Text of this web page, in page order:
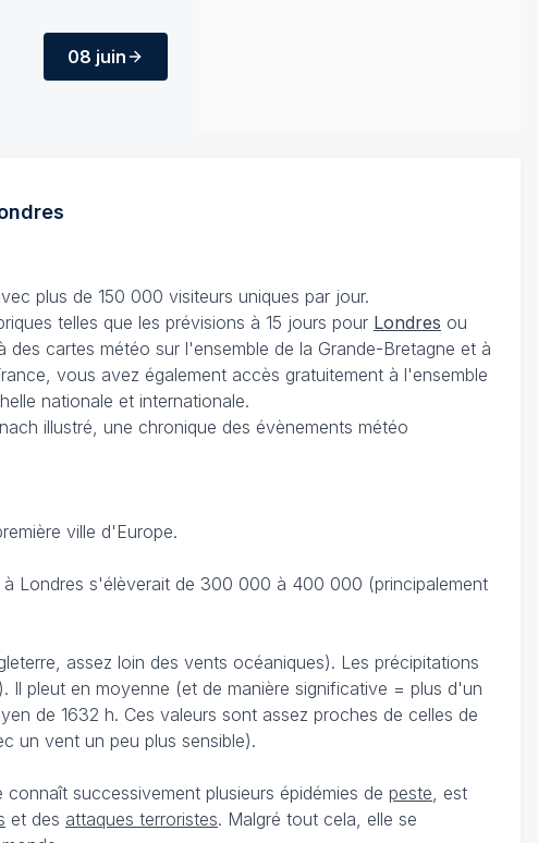
08 juin
plus de 150 000 visiteurs uniques par jour.
telles que les prévisions à 15 jours pour Londres ou
cartes météo sur l'ensemble de la Grande-Bretagne et à
vous avez également accès gratuitement à l'ensemble
nationale et internationale.
illustré, une chronique des évènements météo
ville d'Europe.
Londres s'élèverait de 300 000 à 400 000 (principalement
assez loin des vents océaniques). Les précipitations
pleut en moyenne (et de manière significative = plus d'un
de 1632 h. Ces valeurs sont assez proches de celles de
un vent un peu plus sensible).
successivement plusieurs épidémies de peste , est
et des attaques terroristes. Malgré tout cela, elle se